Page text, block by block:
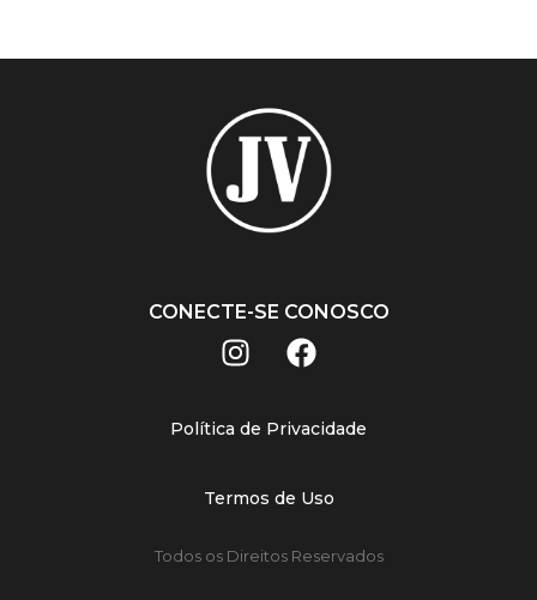
CONECTE-SE CONOSCO
Política de Privacidade
Termos de Uso
Todos os Direitos Reservados